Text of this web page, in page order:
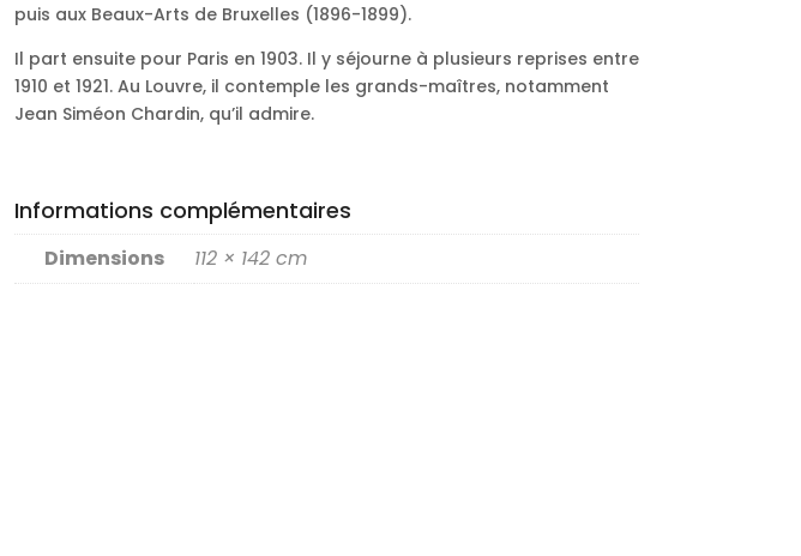
puis aux Beaux-Arts de Bruxelles (1896-1899).
Il part ensuite pour Paris en 1903. Il y séjourne à plusieurs reprises entre
1910 et 1921. Au Louvre, il contemple les grands-maîtres, notamment
Jean Siméon Chardin, qu’il admire.
Informations complémentaires
Dimensions 112 × 142 cm